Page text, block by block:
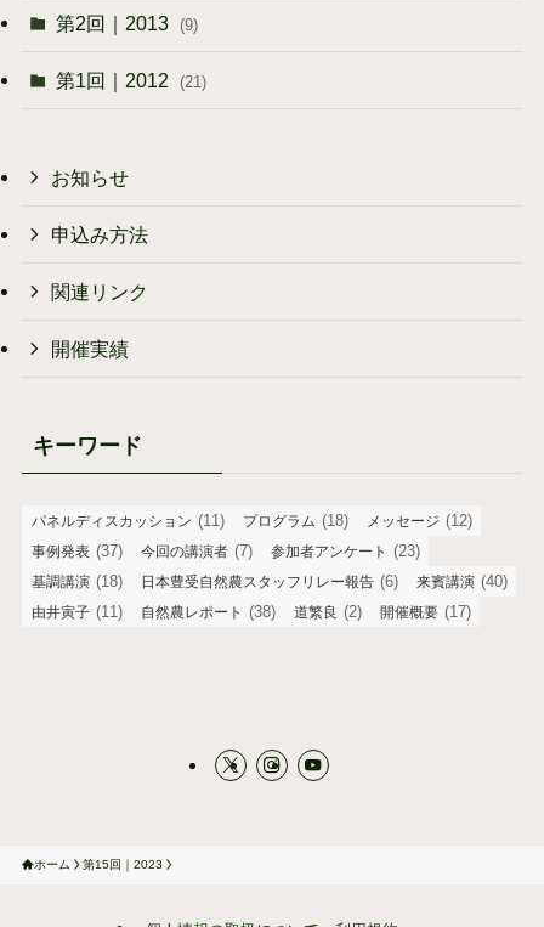
第2回｜2013 (9)
第1回｜2012 (21)
お知らせ
申込み方法
関連リンク
開催実績
キーワード
パネルディスカッション (11) プログラム (18) メッセージ (12)
事例発表 (37) 今回の講演者 (7) 参加者アンケート (23)
基調講演 (18) 日本豊受自然農スタッフリレー報告 (6) 来賓講演 (40)
由井寅子 (11) 自然農レポート (38) 道繁良 (2) 開催概要 (17)
ホーム 第15回｜2023